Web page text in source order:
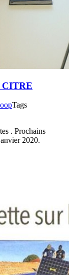
CITRE
Tags
. Prochains
2020.